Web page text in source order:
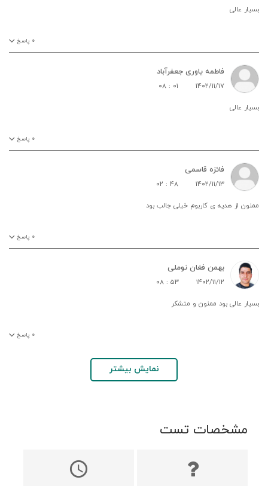
بسیار عالی
۰ پاسخ
فاطمه یاوری جعفرآباد
۱۴۰۲/۱۱/۱۷ ۰۸ : ۰۱
بسیار عالی
۰ پاسخ
فائزه قاسمی
۱۴۰۲/۱۱/۱۳ ۰۲ : ۴۸
ممنون از هدیه ی کاربوم خیلی جالب بود
۰ پاسخ
بهمن فغان نوملی
۱۴۰۲/۱۱/۱۲ ۰۸ : ۵۳
بسیار عالی بود ممنون و متشکر
۰ پاسخ
نمایش بیشتر
مشخصات تست
schedule